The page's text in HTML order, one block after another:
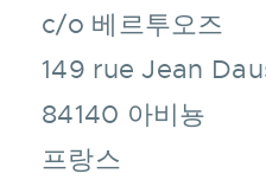
c/o 베르투오즈
149 rue Jean
84140 아비뇽
프랑스